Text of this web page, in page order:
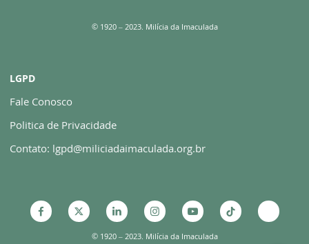
© 1920 – 2023. Milícia da Imaculada
LGPD
Fale Conosco
Politica de Privacidade
Contato: lgpd@miliciadaimaculada.org.br
© 1920 – 2023. Milícia da Imaculada